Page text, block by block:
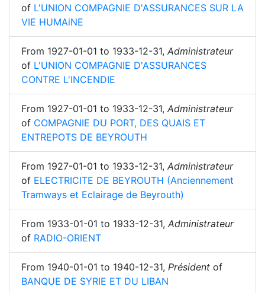
of L'UNION COMPAGNIE D'ASSURANCES SUR LA
VIE HUMAiNE
From 1927-01-01 to 1933-12-31, Administrateur
of L'UNION COMPAGNIE D'ASSURANCES
CONTRE L'INCENDIE
From 1927-01-01 to 1933-12-31, Administrateur
of COMPAGNIE DU PORT, DES QUAIS ET
ENTREPOTS DE BEYROUTH
From 1927-01-01 to 1933-12-31, Administrateur
of ELECTRICITE DE BEYROUTH (Anciennement
Tramways et Eclairage de Beyrouth)
From 1933-01-01 to 1933-12-31, Administrateur
of RADIO-ORIENT
From 1940-01-01 to 1940-12-31, Président of
BANQUE DE SYRIE ET DU LIBAN